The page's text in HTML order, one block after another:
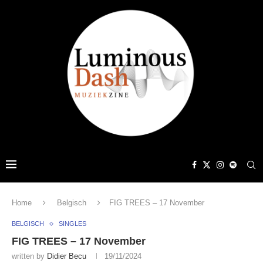
Home Belgisch FIG TREES – 17 November
BELGISCH SINGLES
FIG TREES – 17 November
written by Didier Becu 19/11/2024